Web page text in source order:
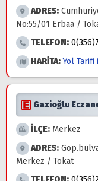
ADRES:
No:55/01 Erbaa /
TELEFON:
HARİTA: Yol Tarifi
Gazioğlu
İLÇE: Merkez
ADRES:
Merkez / Tokat